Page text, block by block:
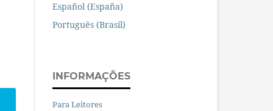
Español (España)
Português (Brasil)
INFORMAÇÕES
Para Leitores